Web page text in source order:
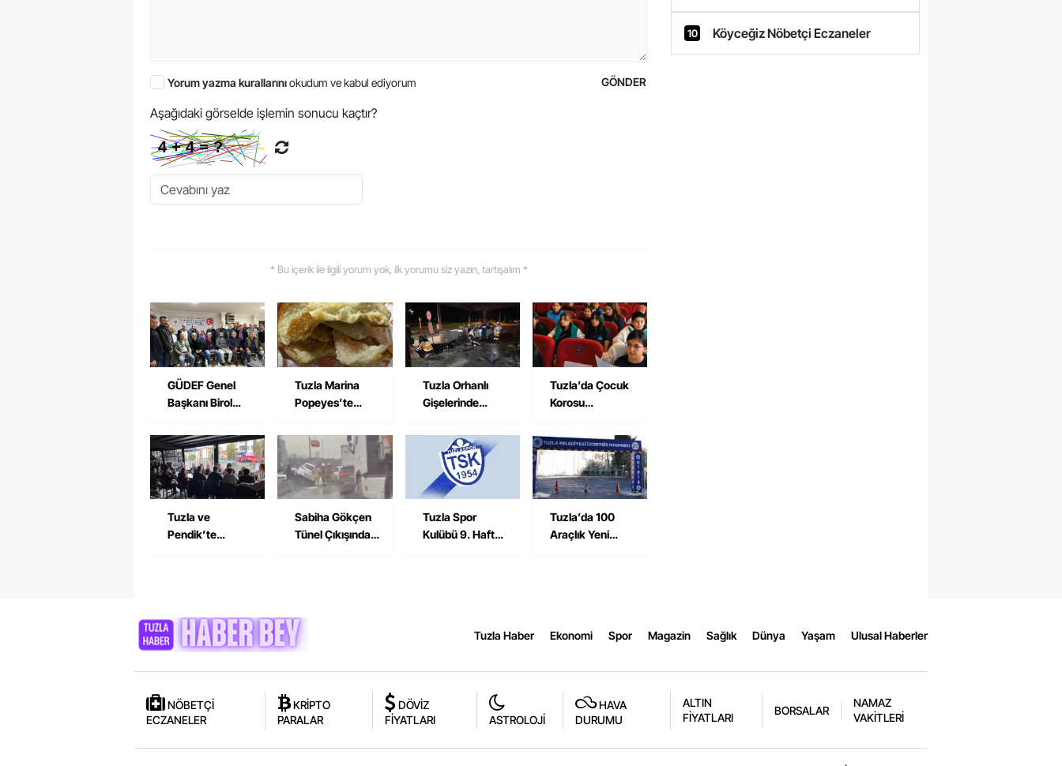
GÖNDER
Yorum yazma kurallarınıokudum ve kabul ediyorum
Aşağıdaki görselde işlemin sonucu kaçtır?
* Bu içerik ile ilgili yorum yok, ilk yorumu siz yazın, tartışalım *
GÜDEF Genel
Başkanı Birol
ve Pendik
Derneğine
Ziyaret
Tuzla Marina
Popeyes’te
Burger Tepki
Çekti
Tuzla Orhanlı
Gişelerinde
Savran Hayatını
Kaybetti
Tuzla’da Çocuk
Korosu
Sürdürüyor
Tuzla ve
Pendik’te
Sabiha Gökçen
Tünel Çıkışında
Tuzla Spor
Kulübü 9. Hafta
Tuzla’da 100
Araçlık Yeni
10 Köyceğiz Nöbetçi Eczaneler
Tuzla Haber Ekonomi Spor Magazin Sağlık Dünya Yaşam Ulusal Haberler
NÖBETÇİ
ECZANELER
KRİPTO
PARALAR
DÖVİZ
FİYATLARI
ASTROLOJİ
HAVA
DURUMU
ALTIN
FİYATLARI
BORSALAR
NAMAZ
VAKİTLERİ